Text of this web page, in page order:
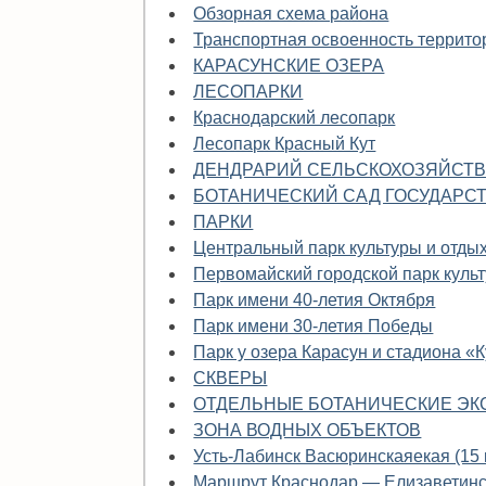
Обзорная схема района
Транспортная освоенность
КАРАСУНСКИЕ ОЗЕРА
ЛЕСОПАРКИ
Краснодарский лесопарк
Лесопарк Красный Кут
ДЕНДРАРИЙ
БОТАНИЧЕСКИЙ САД
ПАРКИ
Центральный парк культуры и
Первомайский городской парк
Парк имени 40-летия Октября
Парк имени 30-летия Победы
Парк у озера Карасун и стадиона
СКВЕРЫ
ОТДЕЛЬНЫЕ БОТАНИЧЕСКИЕ
ЗОНА ВОДНЫХ ОБЪЕКТОВ
Усть-Лабинск Васюринскаяекая (15
Маршрут Краснодар —